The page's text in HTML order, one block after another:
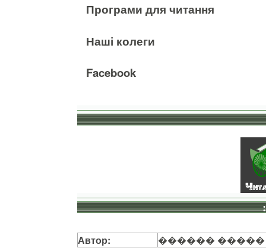
Програми для читання
Наші колеги
Facebook
Автор: ������ �����